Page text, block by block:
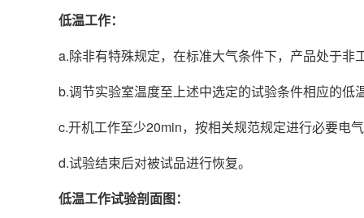
低温工作：
a.除非有特殊规定，在标准大气条件下，产品处于非
b.调节实验室温度至上述中选定的试验条件相应的低
c.开机工作至少20min，按相关规范规定进行必要电
d.试验结束后对被试品进行恢复。
低温工作试验剖面图：